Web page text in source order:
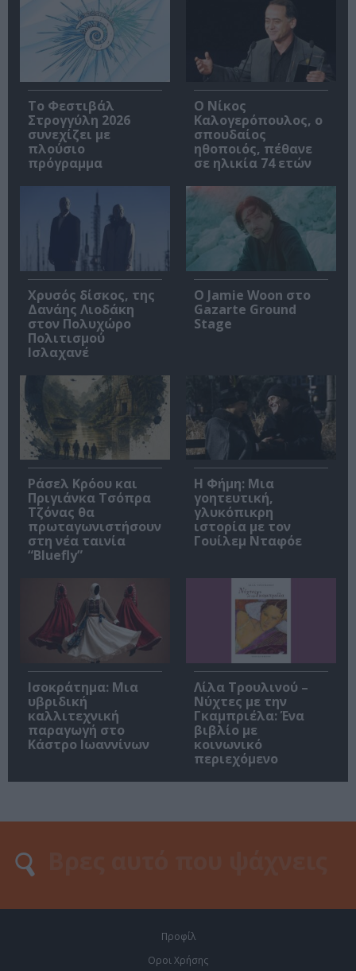
Το Φεστιβάλ
Στρογγύλη 2026
συνεχίζει με
πλούσιο
πρόγραμμα
Ο Νίκος
Καλογερόπουλος, ο
σπουδαίος
ηθοποιός, πέθανε
σε ηλικία 74 ετών
Χρυσός δίσκος, της
Δανάης Λιοδάκη
στον Πολυχώρο
Πολιτισμού
Ισλαχανέ
Ο Jamie Woon στο
Gazarte Ground
Stage
Ράσελ Κρόου και
Πριγιάνκα Τσόπρα
Τζόνας θα
πρωταγωνιστήσουν
στη νέα ταινία
“Bluefly”
Η Φήμη: Mια
γοητευτική,
γλυκόπικρη
ιστορία με τον
Γουίλεμ Νταφόε
Ισοκράτημα: Μια
υβριδική
καλλιτεχνική
παραγωγή στο
Κάστρο Ιωαννίνων
Λίλα Τρουλινού –
Νύχτες με την
Γκαμπριέλα: Ένα
βιβλίο με
κοινωνικό
περιεχόμενο
Προφίλ
Οροι Χρήσης